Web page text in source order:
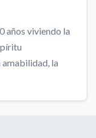
años viviendo la
la